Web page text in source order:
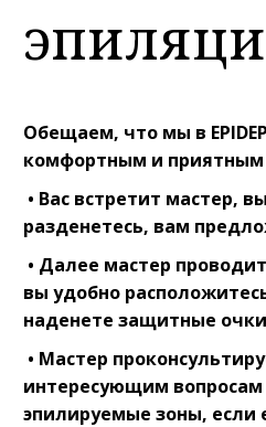
Обещаем, что мы в
комфортным и приятным
• Вас встретит мастер,
разденетесь, вам
• Далее мастер
вы удобно
наденете защитные
• Мастер
интересующим вопросам
эпилируемые зоны, если